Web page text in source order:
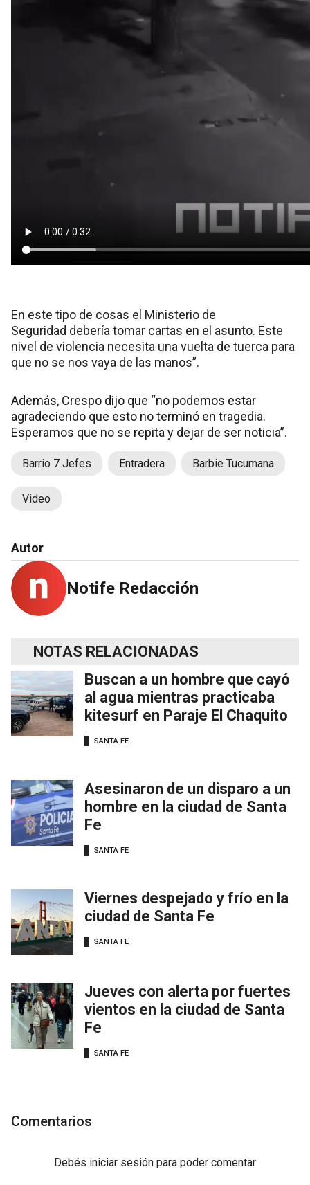
En este tipo de cosas el Ministerio de
Seguridad debería tomar cartas en el asunto. Este
nivel de violencia necesita una vuelta de tuerca para
que no se nos vaya de las manos”.
Además, Crespo dijo que “no podemos estar
agradeciendo que esto no terminó en tragedia.
Esperamos que no se repita y dejar de ser noticia”.
Barrio 7 Jefes Entradera Barbie Tucumana
Video
Autor
Notife Redacción
NOTAS RELACIONADAS
Buscan a un hombre que cayó
al agua mientras practicaba
kitesurf en Paraje El Chaquito
SANTA FE
Asesinaron de un disparo a un
hombre en la ciudad de Santa
Fe
SANTA FE
Viernes despejado y frío en la
ciudad de Santa Fe
SANTA FE
Jueves con alerta por fuertes
vientos en la ciudad de Santa
Fe
SANTA FE
Comentarios
Debés iniciar sesión para poder comentar